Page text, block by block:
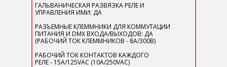
ГАЛЬВАНИЧЕСКАЯ РАЗВЯЗКА РЕЛЕ И
УПРАВЛЕНИЯ ИМИ: ДА
РАЗЪЕМНЫЕ КЛЕММНИКИ ДЛЯ КОММУТАЦИИ
ПИТАНИЯ И DMX ВХОДА/ВЫХОДОВ: ДА
(РАБОЧИЙ ТОК КЛЕММНИКОВ - 8А/300В)
РАБОЧИЙ ТОК КОНТАКТОВ КАЖДОГО
РЕЛЕ - ​15A/125VAC (10A/250VAC)